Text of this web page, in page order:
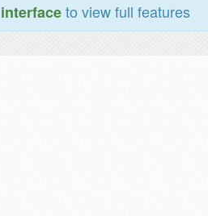
interfaceto view full features